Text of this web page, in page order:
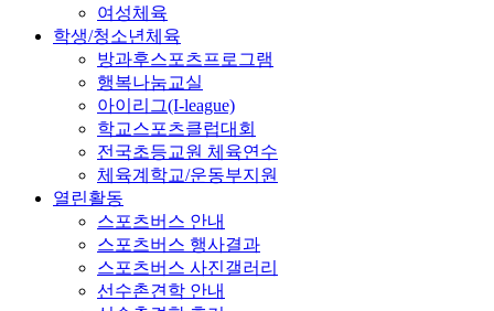
여성체육
학생/청소년체육
방과후스포츠프로그램
행복나눔교실
아이리그(I-league)
학교스포츠클럽대회
전국초등교원 체육연수
체육계학교/운동부지원
열린활동
스포츠버스 안내
스포츠버스 행사결과
스포츠버스 사진갤러리
선수촌견학 안내